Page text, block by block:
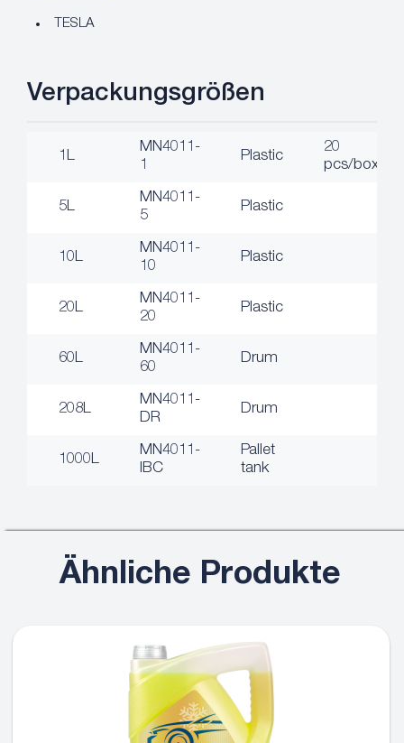
TESLA
Verpackungsgrößen
1L
MN4011-
1
Plastic
20
pcs/box
5L
MN4011-
5
Plastic
10L
MN4011-
10
Plastic
20L
MN4011-
20
Plastic
60L
MN4011-
60
Drum
208L
MN4011-
DR
Drum
1000L
MN4011-
IBC
Pallet
tank
Ähnliche Produkte